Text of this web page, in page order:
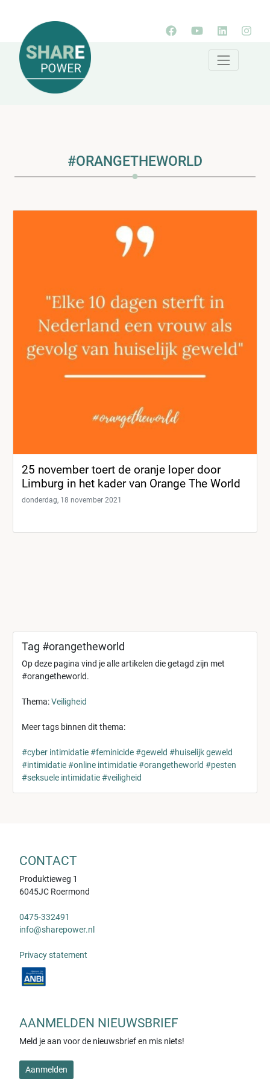
#ORANGETHEWORLD
25 november toert de oranje loper door
Limburg in het kader van Orange The World
donderdag, 18 november 2021
Tag #orangetheworld
Op deze pagina vind je alle artikelen die getagd zijn met
#orangetheworld.
Thema:Veiligheid
Meer tags binnen dit thema:
#cyber intimidatie#feminicide#geweld #huiselijk geweld
#intimidatie#online intimidatie#orangetheworld #pesten
#seksuele intimidatie#veiligheid
CONTACT
Produktieweg 1
6045JC Roermond
0475-332491
info@sharepower.nl
Privacy statement
AANMELDEN NIEUWSBRIEF
Meld je aan voor de nieuwsbrief en mis niets!
Aanmelden